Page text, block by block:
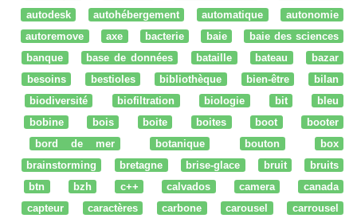
autodesk
autohébergement automatique
autonomie
autoremove
axe bacterie baie
baie des sciences
banque
base de données bataille bateau
bazar
besoins
bestioles bibliothèque bien-être
bilan
biodiversité
biofiltration biologie bit
bleu
bobine
bois boite boites boot
booter
bord de mer
botanique bouton
box
brainstorming
bretagne brise-glace bruit
bruits
btn
bzh c++ calvados camera
canada
capteur
caractères carbone carousel
carrousel